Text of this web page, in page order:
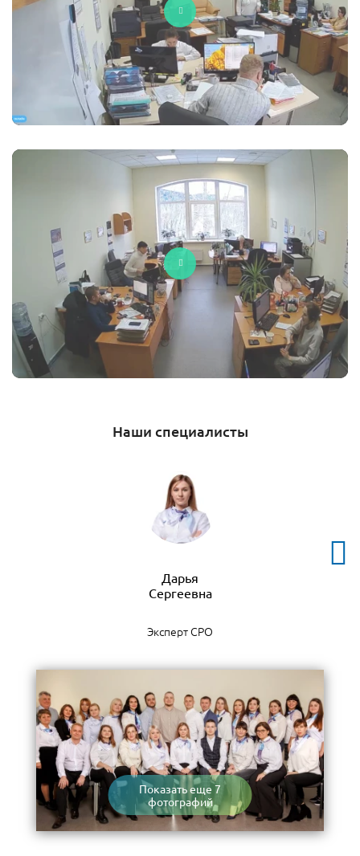
Наши специалисты
Дарья
Сергеевна
Эксперт СРО
Показать еще 7
фотографий